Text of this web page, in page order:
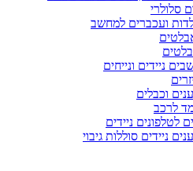
סלולרי
ועכברים למחשב
ניידים ונייחים
וכבלים
לרכב
לטלפונים ניידים
ניידים סוללות גיבוי